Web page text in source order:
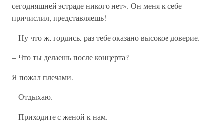
сегодняшней эстраде никого нет». Он меня к себе
причислил, представляешь!
– Ну что ж, гордись, раз тебе оказано высокое доверие.
– Что ты делаешь после концерта?
Я пожал плечами.
– Отдыхаю.
– Приходите с женой к нам.